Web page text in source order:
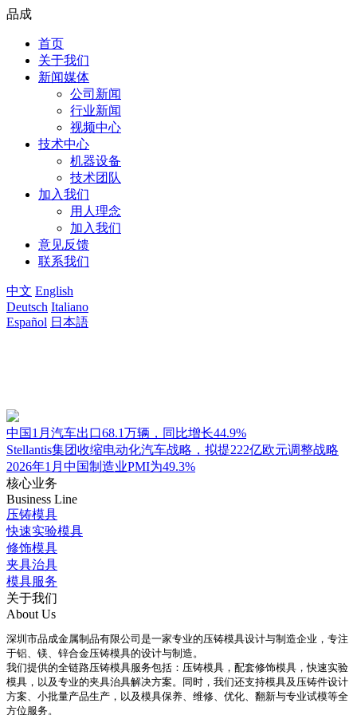
品成
首页
关于我们
新闻媒体
公司新闻
行业新闻
视频中心
技术中心
机器设备
技术团队
加入我们
用人理念
加入我们
意见反馈
联系我们
中文 English
Deutsch Italiano
Español 日本語
中国1月汽车出口68.1万辆，同比增长44.9%
Stellantis集团收缩电动化汽车战略，拟提222亿欧元调整战略
2026年1月中国制造业PMI为49.3%
核心业务
Business Line
压铸模具
快速实验模具
修饰模具
夹具治具
模具服务
关于我们
About Us
深圳市品成金属制品有限公司是一家专业的压铸模具设计与制造企业，专注
于铝、镁、锌合金压铸模具的设计与制造。
我们提供的全链路压铸模具服务包括：压铸模具，配套修饰模具，快速实验
模具，以及专业的夹具治具解决方案。同时，我们还支持模具及压铸件设计
方案、小批量产品生产，以及模具保养、维修、优化、翻新与专业试模等全
方位服务。